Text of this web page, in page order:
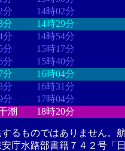
分
14時02分
分
14時29分
分
14時54分
分
15時17分
分
15時40分
分
16時04分
分
16時31分
分
17時04分
潮
18時20分
るものではありません。
庁水路部書籍７４２号「